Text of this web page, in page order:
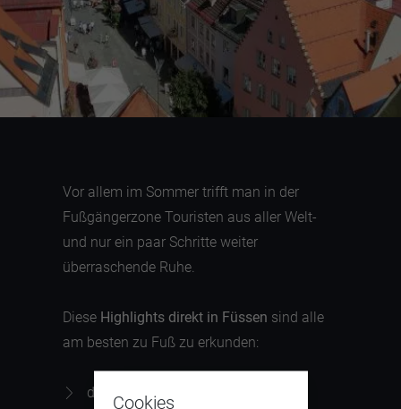
Vor allem im Sommer trifft man in der
Fußgängerzone Touristen aus aller Welt-
und nur ein paar Schritte weiter
überraschende Ruhe.
Diese Highlights direkt in Füssen sind alle
am besten zu Fuß zu erkunden:
den alten Sebastianfriedhof
Cookies